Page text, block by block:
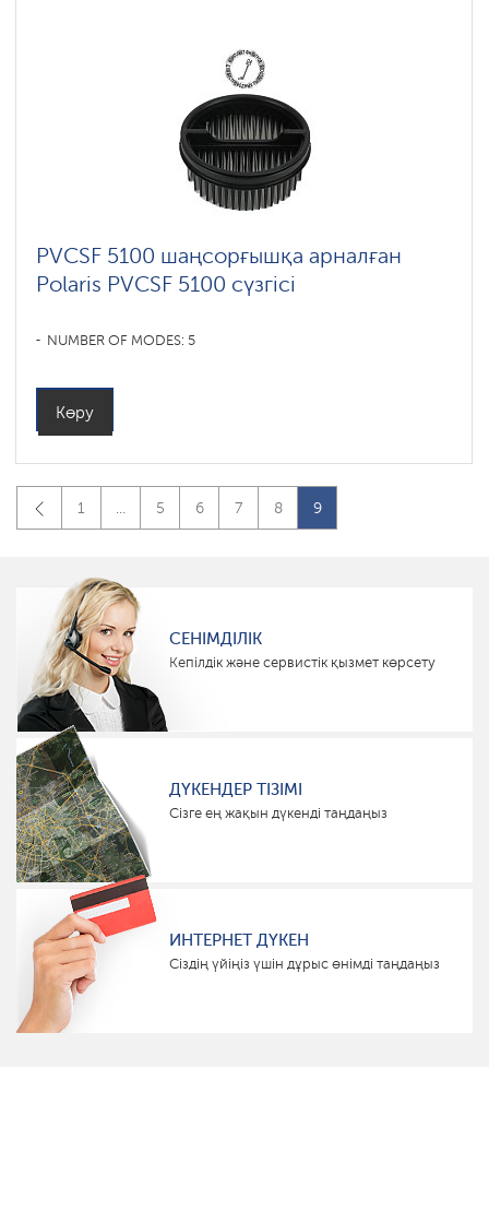
PVCSF 5100 шаңсорғышқа арналған
Polaris PVCSF 5100 сүзгісі
NUMBER OF MODES: 5
Көру
1 ... 5 6 7 8 9
СЕНІМДІЛІК
Кепілдік және сервистік қызмет көрсету
ДҮКЕНДЕР ТІЗІМІ
Сізге ең жақын дүкенді таңдаңыз
ИНТЕРНЕТ ДҮКЕН
Сіздің үйіңіз үшін дұрыс өнімді таңдаңыз